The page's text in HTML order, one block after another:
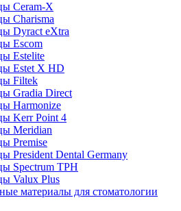
Ceram-X
Charisma
Dyract eXtra
Escom
Estelite
Estet X HD
Filtek
Gradia Direct
Harmonize
Kerr Point 4
Meridian
Premise
President Dental Germany
Spectrum TPH
Valux Plus
материалы для стоматологии